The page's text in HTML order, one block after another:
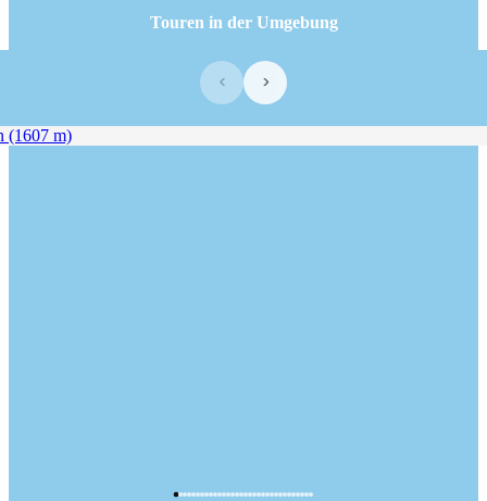
Touren in der Umgebung
‹ ›